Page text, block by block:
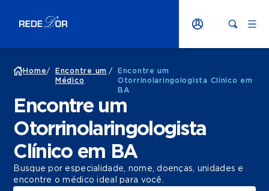
Home/
Encontre um
Médico
/
Encontre um
Otorrinolaringologista Clínico em
BA
Encontre um
Otorrinolaringologista
Clínico em BA
Busque por especialidade, nome, doenças, unidades e
encontre o médico ideal para você.